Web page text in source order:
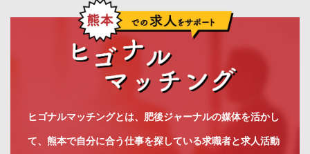
ヒゴナルマッチングとは、肥後ジャーナルの媒体を活かし
て、熊本で自分に合う仕事を探している求職者と求人活動